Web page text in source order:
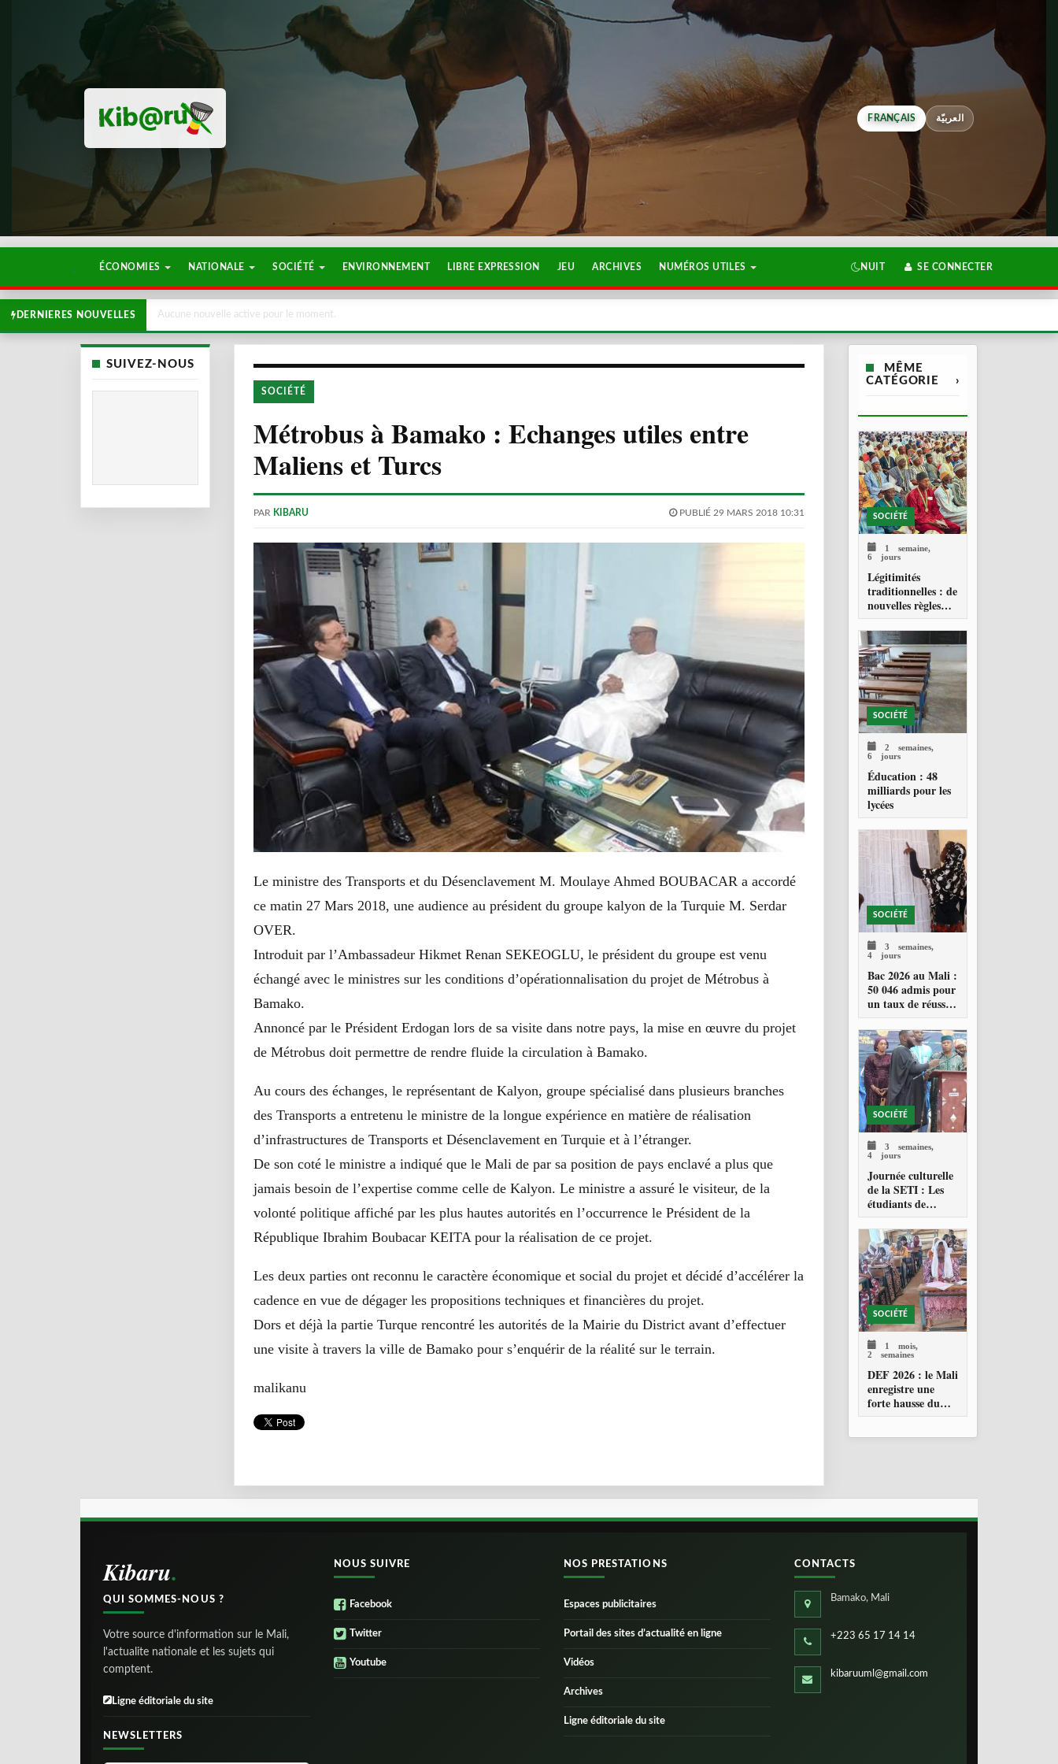
FRANÇAIS العربيّة
ÉCONOMIES NATIONALE SOCIÉTÉ ENVIRONNEMENT LIBRE EXPRESSION JEU ARCHIVES NUMÉROS UTILES NUIT SE CONNECTER
DERNIERES NOUVELLES Aucune nouvelle active pour le moment.
SUIVEZ-NOUS
SOCIÉTÉ
Métrobus à Bamako : Echanges utiles entre
Maliens et Turcs
PAR KIBARU PUBLIÉ 29 MARS 2018 10:31
Le ministre des Transports et du Désenclavement M. Moulaye Ahmed BOUBACAR a accordé
ce matin 27 Mars 2018, une audience au président du groupe kalyon de la Turquie M. Serdar
OVER.
Introduit par l’Ambassadeur Hikmet Renan SEKEOGLU, le président du groupe est venu
échangé avec le ministres sur les conditions d’opérationnalisation du projet de Métrobus à
Bamako.
Annoncé par le Président Erdogan lors de sa visite dans notre pays, la mise en œuvre du projet
de Métrobus doit permettre de rendre fluide la circulation à Bamako.
Au cours des échanges, le représentant de Kalyon, groupe spécialisé dans plusieurs branches
des Transports a entretenu le ministre de la longue expérience en matière de réalisation
d’infrastructures de Transports et Désenclavement en Turquie et à l’étranger.
De son coté le ministre a indiqué que le Mali de par sa position de pays enclavé a plus que
jamais besoin de l’expertise comme celle de Kalyon. Le ministre a assuré le visiteur, de la
volonté politique affiché par les plus hautes autorités en l’occurrence le Président de la
République Ibrahim Boubacar KEITA pour la réalisation de ce projet.
Les deux parties ont reconnu le caractère économique et social du projet et décidé d’accélérer la
cadence en vue de dégager les propositions techniques et financières du projet.
Dors et déjà la partie Turque rencontré les autorités de la Mairie du District avant d’effectuer
une visite à travers la ville de Bamako pour s’enquérir de la réalité sur le terrain.
malikanu
MÊME
CATÉGORIE
›
SOCIÉTÉ
1 semaine,
6 jours
Légitimités
traditionnelles : de
nouvelles règles
pour les chefferies
locales
SOCIÉTÉ
2 semaines,
6 jours
Éducation : 48
milliards pour les
lycées
SOCIÉTÉ
3 semaines,
4 jours
Bac 2026 au Mali :
50 046 admis pour
un taux de réussite
de 34,23 %
SOCIÉTÉ
3 semaines,
4 jours
Journée culturelle
de la SETI : Les
étudiants de
Technolab-ISTA
célèbrent les
valeurs culturelles
maliennes
SOCIÉTÉ
1 mois,
2 semaines
DEF 2026 : le Mali
enregistre une
forte hausse du
taux de réussite
Kibaru
QUI SOMMES-NOUS ?
Votre source d'information sur le Mali,
l'actualite nationale et les sujets qui
comptent.
Ligne éditoriale du site
NEWSLETTERS
NOUS SUIVRE
Facebook
Twitter
Youtube
NOS PRESTATIONS
Espaces publicitaires
Portail des sites d’actualité en ligne
Vidéos
Archives
Ligne éditoriale du site
CONTACTS
Bamako, Mali
+223 65 17 14 14
kibaruuml@gmail.com